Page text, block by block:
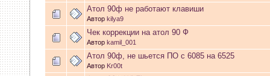
03 Января 2026, 15:16:01
MIKHAIL_B:КАК ПРОШИТЬ
Атол 90ф не работают клавиши
Автор kilya9
Чек коррекции на атол 90 Ф
Автор kamil_001
Атол 90ф, не шьется ПО с 6085 на 6525
Автор Kr00t